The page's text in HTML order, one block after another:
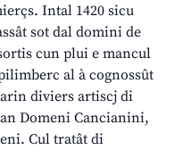
Intal 1420 sicu
sot dal domini de
cun plui e mancul
al à cognossût
diviers artiscj di
Domeni Cancianini,
Cul tratât di